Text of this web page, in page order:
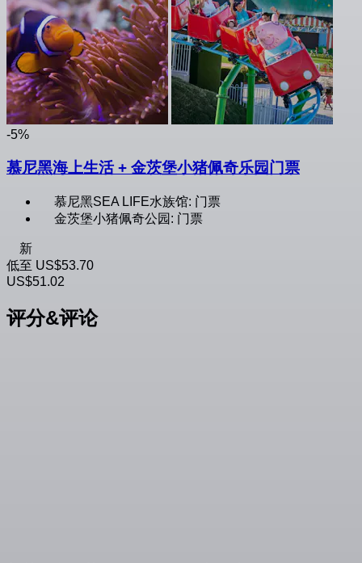
-5%
慕尼黑海上生活 + 金茨堡小猪佩奇乐园门票
慕尼黑SEA LIFE水族馆: 门票
金茨堡小猪佩奇公园: 门票
新
低至 US$53.70
US$51.02
评分&评论